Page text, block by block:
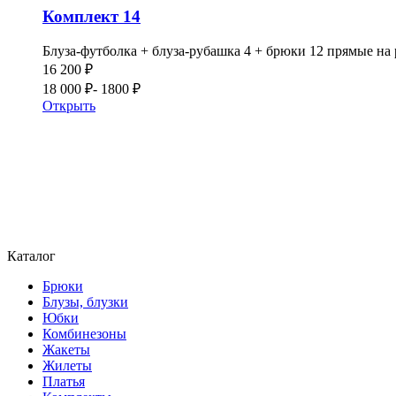
Комплект 14
Блуза-футболка + блуза-рубашка 4 + брюки 12 прямые на
16 200 ₽
18 000 ₽- 1800 ₽
Открыть
Каталог
Брюки
Блузы, блузки
Юбки
Комбинезоны
Жакеты
Жилеты
Платья